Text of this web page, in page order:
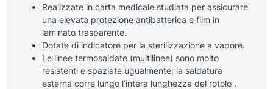
Realizzate in carta medicale studiata per assicurare
una elevata protezione antibatterica e film in
laminato trasparente.
Dotate di indicatore per la sterilizzazione a vapore.
Le linee termosaldate (multilinee) sono molto
resistenti e spaziate ugualmente; la saldatura
esterna corre lungo l’intera lunghezza del rotolo .